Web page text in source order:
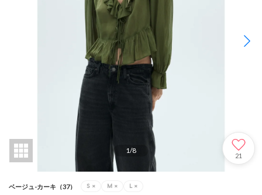
1/8
21
ベージュ-カーキ（37） S × M × L ×